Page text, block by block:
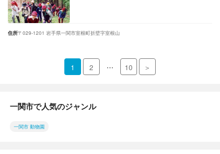
住所〒029-1201 岩手県一関市室根町折壁字室根山
1 2 … 10 ＞
一関市で人気のジャンル
一関市 動物園